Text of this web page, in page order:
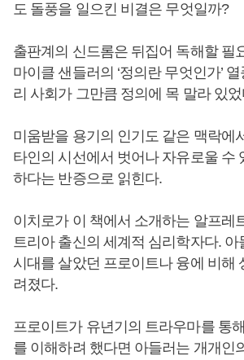
도 돌풍을 일으킨 비결은 무엇일까?
출판계의 신드롬은 뒤집어 독해할 필
마이클 샌들러의 ‘정의란 무엇인가’
리 사회가 그만큼 정의에 목 말라 있
미움받을 용기의 인기도 같은 맥락에
타인의 시선에서 벗어나 자유로울 수
하다는 반증으로 읽힌다.
이치로가 이 책에서 소개하는 알프레
트리아 출신의 세계적 심리학자다. 아
시대를 살았던 프로이트나 융에 비해
려졌다.
프로이트가 유년기의 트라우마를 통
를 이해하려 했다면 아들러는 개개인